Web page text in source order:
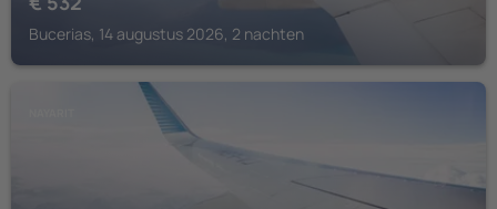
Bucerias, 14 augustus 2026, 2 nachten